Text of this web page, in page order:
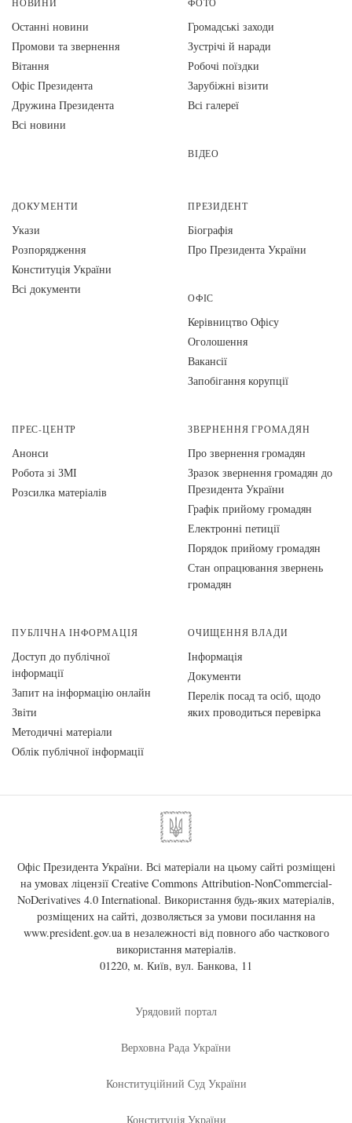
НОВИНИ
Останні новини
Промови та звернення
Вiтання
Офіс Президента
Дружина Президента
Всі новини
ФОТО
Громадські заходи
Зустрічі й наради
Робочі поїздки
Зарубіжні візити
Всі галереї
ВІДЕО
ДОКУМЕНТИ
Укази
Розпорядження
Конституція України
Всі документи
ПРЕЗИДЕНТ
Біографія
Про Президента України
ОФІС
Керівництво Офісу
Оголошення
Вакансії
Запобігання корупції
ПРЕС-ЦЕНТР
Анонси
Робота зі ЗМІ
Розсилка матеріалів
ЗВЕРНЕННЯ ГРОМАДЯН
Про звернення громадян
Зразок звернення громадян до
Президента України
Графік прийому громадян
Електронні петиції
Порядок прийому громадян
Стан опрацювання звернень
громадян
ПУБЛІЧНА ІНФОРМАЦІЯ
Доступ до публічної
інформації
Запит на інформацію онлайн
Звіти
Методичні матеріали
Облік публічної інформації
ОЧИЩЕННЯ ВЛАДИ
Інформація
Документи
Перелік посад та осіб, щодо
яких проводиться перевірка
Офіс Президента України. Всі матеріали на цьому сайті розміщені
на умовах ліцензії Creative Commons Attribution-NonCommercial-
NoDerivatives 4.0 International. Використання будь-яких матеріалів,
розміщених на сайті, дозволяється за умови посилання на
www.president.gov.uaв незалежності від повного або часткового
використання матеріалів.
01220, м. Київ, вул. Банкова, 11
Урядовий портал
Верховна Рада України
Конституційний Суд України
Конституція України